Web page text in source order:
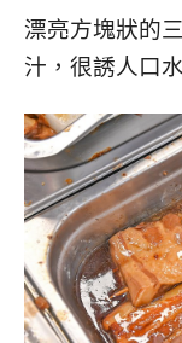
漂亮方塊狀的
汁，很誘人口